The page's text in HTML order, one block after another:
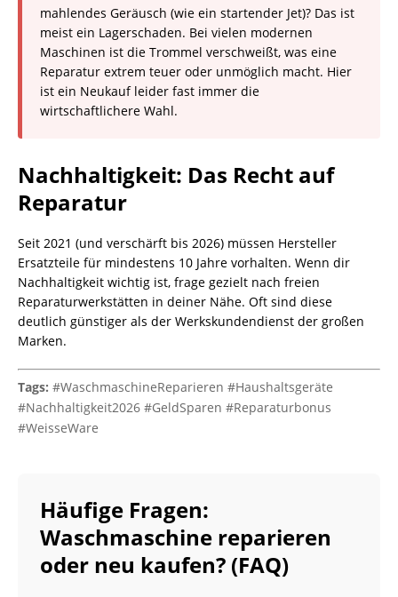
mahlendes Geräusch (wie ein startender Jet)? Das ist
meist ein Lagerschaden. Bei vielen modernen
Maschinen ist die Trommel verschweißt, was eine
Reparatur extrem teuer oder unmöglich macht. Hier
ist ein Neukauf leider fast immer die
wirtschaftlichere Wahl.
Nachhaltigkeit: Das Recht auf
Reparatur
Seit 2021 (und verschärft bis 2026) müssen Hersteller
Ersatzteile für mindestens 10 Jahre vorhalten. Wenn dir
Nachhaltigkeit wichtig ist, frage gezielt nach freien
Reparaturwerkstätten in deiner Nähe. Oft sind diese
deutlich günstiger als der Werkskundendienst der großen
Marken.
Tags: #WaschmaschineReparieren #Haushaltsgeräte
#Nachhaltigkeit2026 #GeldSparen #Reparaturbonus
#WeisseWare
Häufige Fragen:
Waschmaschine reparieren
oder neu kaufen? (FAQ)